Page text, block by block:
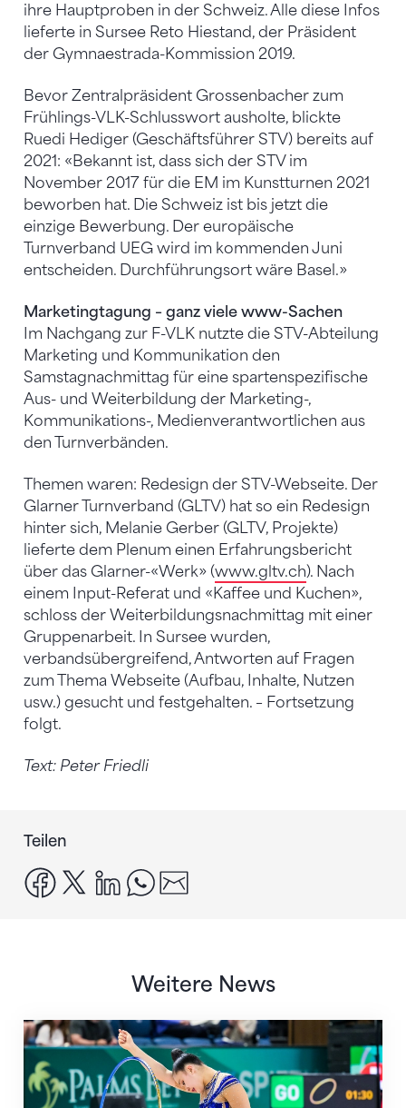
ihre Hauptproben in der Schweiz. Alle diese Infos
lieferte in Sursee Reto Hiestand, der Präsident
der Gymnaestrada-Kommission 2019.
Bevor Zentralpräsident Grossenbacher zum
Frühlings-VLK-Schlusswort ausholte, blickte
Ruedi Hediger (Geschäftsführer STV) bereits auf
2021: «Bekannt ist, dass sich der STV im
November 2017 für die EM im Kunstturnen 2021
beworben hat. Die Schweiz ist bis jetzt die
einzige Bewerbung. Der europäische
Turnverband UEG wird im kommenden Juni
entscheiden. Durchführungsort wäre Basel.»
Marketingtagung – ganz viele www-Sachen
Im Nachgang zur F-VLK nutzte die STV-Abteilung
Marketing und Kommunikation den
Samstagnachmittag für eine spartenspezifische
Aus- und Weiterbildung der Marketing-,
Kommunikations-, Medienverantwortlichen aus
den Turnverbänden.
Themen waren: Redesign der STV-Webseite. Der
Glarner Turnverband (GLTV) hat so ein Redesign
hinter sich, Melanie Gerber (GLTV, Projekte)
lieferte dem Plenum einen Erfahrungsbericht
über das Glarner-«Werk» (www.gltv.ch). Nach
einem Input-Referat und «Kaffee und Kuchen»,
schloss der Weiterbildungsnachmittag mit einer
Gruppenarbeit. In Sursee wurden,
verbandsübergreifend, Antworten auf Fragen
zum Thema Webseite (Aufbau, Inhalte, Nutzen
usw.) gesucht und festgehalten. – Fortsetzung
folgt.
Text: Peter Friedli
Teilen
facebook
x linkedinwhatsapp
Weitere News
Nächster Halt: Weltmeisterschaft